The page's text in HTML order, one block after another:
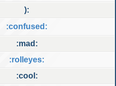
:(
:confused:
:mad:
:rolleyes:
:cool: